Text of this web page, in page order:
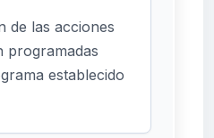
de las acciones
programadas
establecido